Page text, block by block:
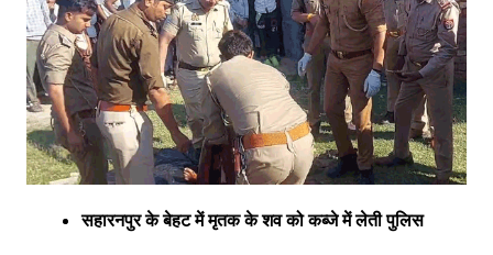
सहारनपुर के बेहट में मृतक के शव को कब्जे में लेती पुलिस